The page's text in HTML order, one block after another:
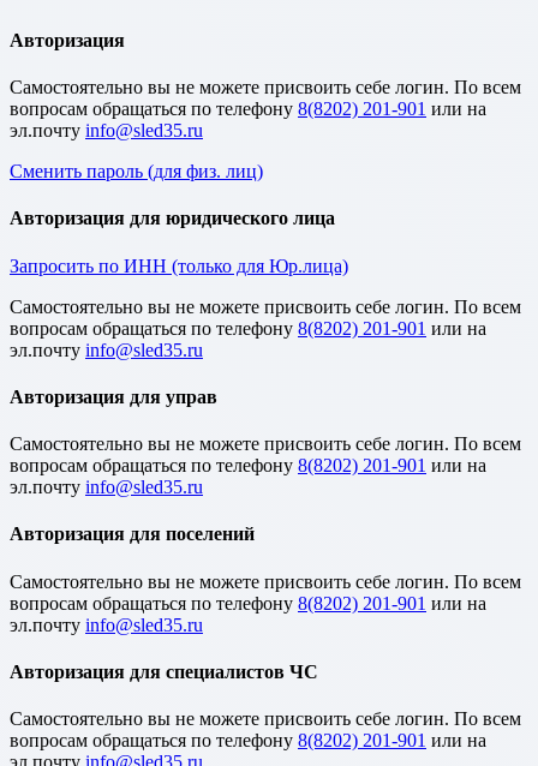
Авторизация
Cамостоятельно вы не можете присвоить себе логин. По всем
вопросам обращаться по телефону 8(8202) 201-901 или на
эл.почту
Сменить пароль (для физ. лиц)
Авторизация для юридического лица
Запросить по ИНН (только для Юр.лица)
Cамостоятельно вы не можете присвоить себе логин. По всем
вопросам обращаться по телефону 8(8202) 201-901 или на
эл.почту
Авторизация для управ
Cамостоятельно вы не можете присвоить себе логин. По всем
вопросам обращаться по телефону 8(8202) 201-901 или на
эл.почту
Авторизация для поселений
Cамостоятельно вы не можете присвоить себе логин. По всем
вопросам обращаться по телефону 8(8202) 201-901 или на
эл.почту
Авторизация для специалистов ЧС
Cамостоятельно вы не можете присвоить себе логин. По всем
вопросам обращаться по телефону 8(8202) 201-901 или на